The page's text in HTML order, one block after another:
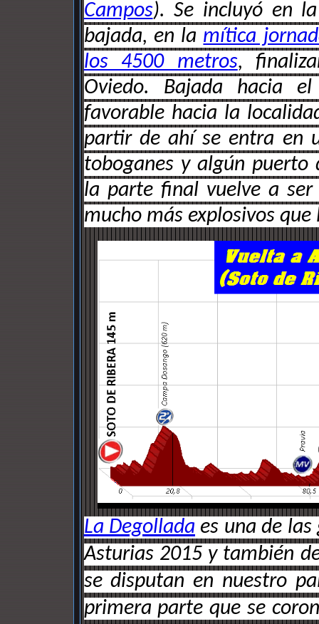
Campos). Se incluyó en
bajada, en la mítica
los 4500 metros,
Oviedo. Bajada hacia
favorable hacia la
partir de ahí se entra en
toboganes y algún puerto
la parte final vuelve a ser
mucho más explosivos
La Degollada es una de
Asturias 2015 y también
se disputan en nuestro
primera parte que se